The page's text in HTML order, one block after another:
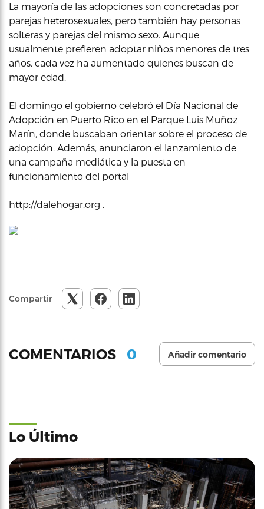
La mayoría de las adopciones son concretadas por
parejas heterosexuales, pero también hay personas
solteras y parejas del mismo sexo. Aunque
usualmente prefieren adoptar niños menores de tres
años, cada vez ha aumentado quienes buscan de
mayor edad.
El domingo el gobierno celebró el Día Nacional de
Adopción en Puerto Rico en el Parque Luis Muñoz
Marín, donde buscaban orientar sobre el proceso de
adopción. Además, anunciaron el lanzamiento de
una campaña mediática y la puesta en
funcionamiento del portal
http://dalehogar.org .
Compartir
COMENTARIOS 0 Añadir comentario
Lo Último